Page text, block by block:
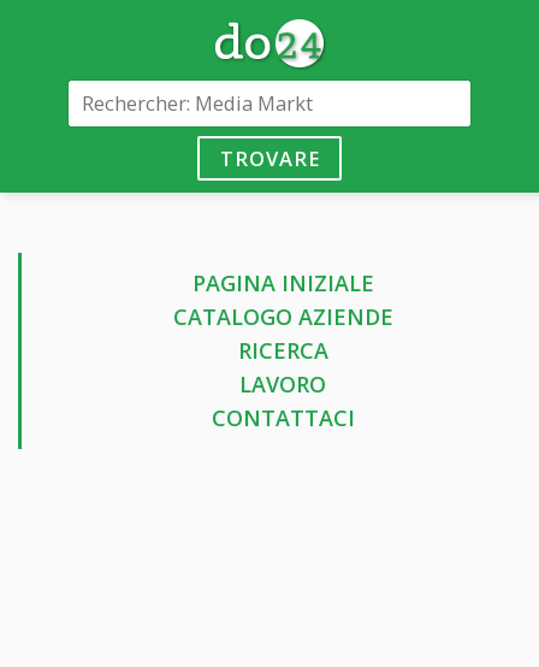
TROVARE
PAGINA INIZIALE
CATALOGO AZIENDE
RICERCA
LAVORO
CONTATTACI